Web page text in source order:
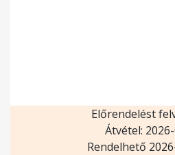
Előrendelést
Átvétel:
Rendelhető